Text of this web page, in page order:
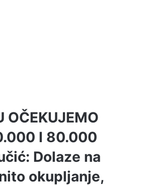
OČEKUJEMO
I 80.000
Dolaze na
okupljanje,